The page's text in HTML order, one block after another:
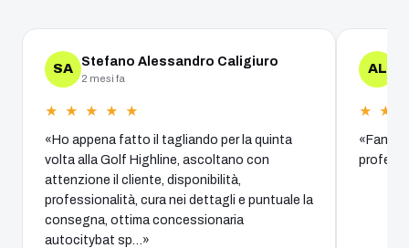
SA Stefano Alessandro Caligiuro
2 mesi fa
★ ★ ★ ★ ★
«Ho appena fatto il tagliando per la quinta
volta alla Golf Highline, ascoltano con
attenzione il cliente, disponibilità,
professionalità, cura nei dettagli e puntuale la
consegna, ottima concessionaria
autocitybat sp…»
AL
★ ★